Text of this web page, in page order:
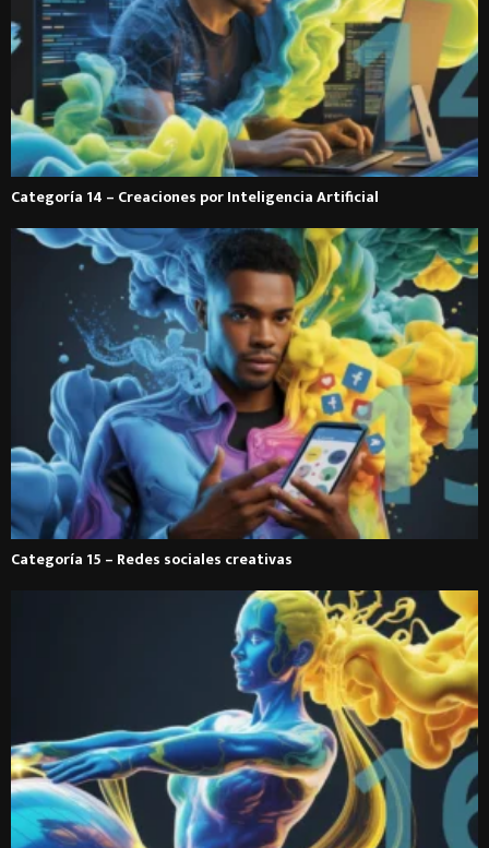
Categoría 14 – Creaciones por Inteligencia Artificial
Categoría 15 – Redes sociales creativas